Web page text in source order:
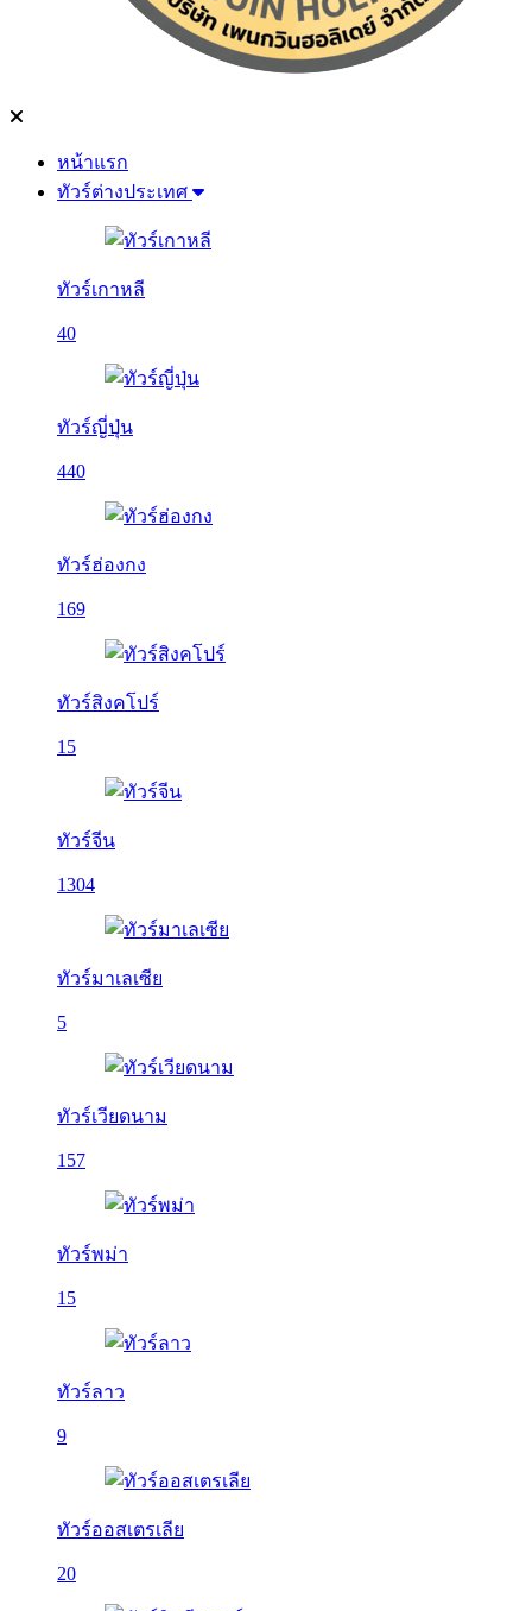
หน้าแรก
ทัวร์ต่างประเทศ
ทัวร์เกาหลี
40
ทัวร์ญี่ปุ่น
440
ทัวร์ฮ่องกง
169
ทัวร์สิงคโปร์
15
ทัวร์จีน
1304
ทัวร์มาเลเซีย
5
ทัวร์เวียดนาม
157
ทัวร์พม่า
15
ทัวร์ลาว
9
ทัวร์ออสเตรเลีย
20